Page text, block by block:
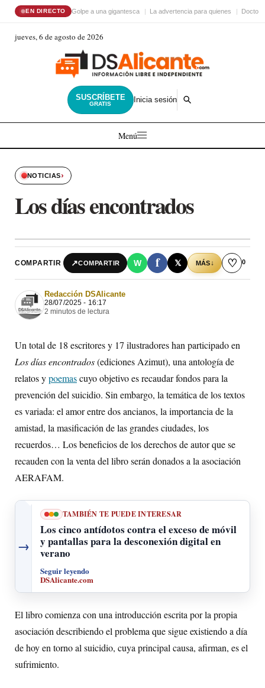
EN DIRECTO Golpe a una gigantesca La advertencia para quienes Doctor
jueves, 6 de agosto de 2026
SUSCRÍBETE
GRATIS Inicia sesión
Menú
NOTICIAS›
Los días encontrados
COMPARTIR ↗COMPARTIR W f 𝕏 MÁS↓ ♡ 0
Redacción DSAlicante
28/07/2025 - 16:17
2 minutos de lectura
Un total de 18 escritores y 17 ilustradores han participado en
Los días encontrados(ediciones Azimut), una antología de
relatos ypoemascuyo objetivo es recaudar fondos para la
prevención del suicidio. Sin embargo, la temática de los textos
es variada: el amor entre dos ancianos, la importancia de la
amistad, la masificación de las grandes ciudades, los
recuerdos… Los beneficios de los derechos de autor que se
recauden con la venta del libro serán donados a la asociación
AERAFAM.
→
TAMBIÉN TE PUEDE INTERESAR
Los cinco antídotos contra el exceso de móvil
y pantallas para la desconexión digital en
verano
Seguir leyendo
DSAlicante.com
El libro comienza con una introducción escrita por la propia
asociación describiendo el problema que sigue existiendo a día
de hoy en torno al suicidio, cuya principal causa, afirman, es el
sufrimiento.